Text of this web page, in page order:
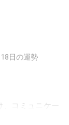
日の運勢
コミュニケー